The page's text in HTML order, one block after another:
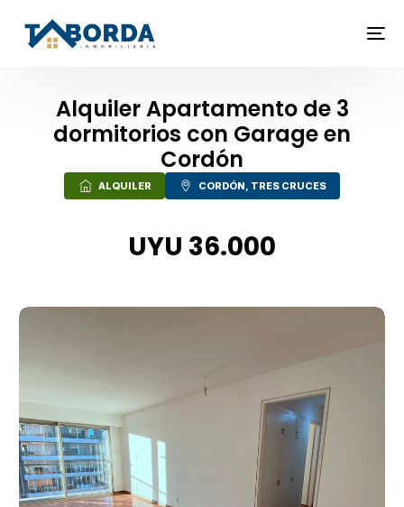
Alquiler Apartamento de 3
dormitorios con Garage en
Cordón
ALQUILER CORDÓN, TRES CRUCES
UYU 36.000